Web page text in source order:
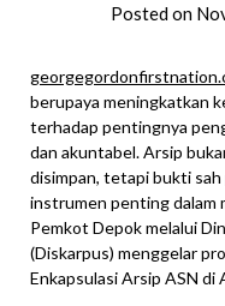
Posted on
berupaya meningkatkan
terhadap pentingnya
dan akuntabel. Arsip
disimpan, tetapi bukti
instrumen penting dalam
Pemkot Depok melalui
(Diskarpus) menggelar
Enkapsulasi Arsip ASN